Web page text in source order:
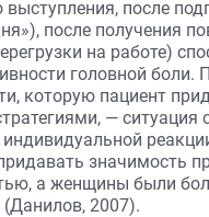
выступления, после
после получения
на работе)
головной
которую пациент
— ситуация
значимость
а женщины были
2007).